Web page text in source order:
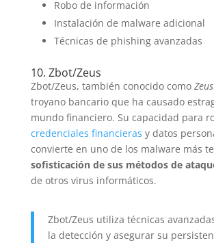
Robo de información
Instalación de malware adicional
Técnicas de phishing avanzadas
10. Zbot/Zeus
Zbot/Zeus, también conocido como Zeus
troyano bancario que ha causado
mundo financiero. Su capacidad para
credenciales financieras y datos
convierte en uno de los malware más
sofisticación de sus métodos de
de otros virus informáticos.
Zbot/Zeus utiliza técnicas
la detección y asegurar su